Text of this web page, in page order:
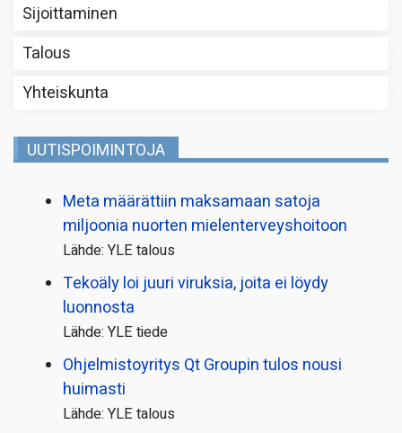
Sijoittaminen
Talous
Yhteiskunta
UUTISPOIMINTOJA
Meta määrättiin maksamaan satoja
miljoonia nuorten mielenterveyshoitoon
Lähde: YLE talous
Tekoäly loi juuri viruksia, joita ei löydy
luonnosta
Lähde: YLE tiede
Ohjelmistoyritys Qt Groupin tulos nousi
huimasti
Lähde: YLE talous